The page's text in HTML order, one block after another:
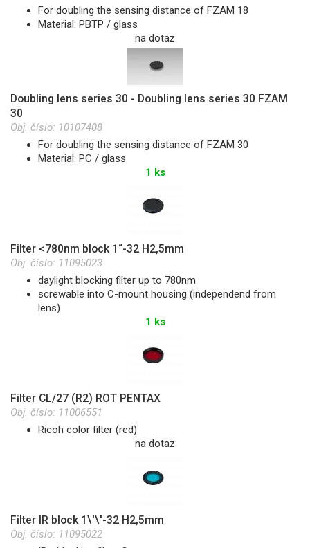
For doubling the sensing distance of FZAM 18
Material: PBTP / glass
na dotaz
Doubling lens series 30 - Doubling lens series 30 FZAM
30
Obj. číslo: 10107408
For doubling the sensing distance of FZAM 30
Material: PC / glass
1 ks
Filter <780nm block 1“-32 H2,5mm
Obj. číslo: 11095023
daylight blocking filter up to 780nm
screwable into C-mount housing (independend from
lens)
1 ks
Filter CL/27 (R2) ROT PENTAX
Obj. číslo: 11006551
Ricoh color filter (red)
na dotaz
Filter IR block 1\'\'-32 H2,5mm
Obj. číslo: 11095022